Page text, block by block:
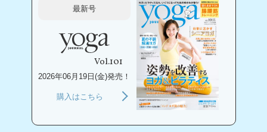
最新号
Vol.101
2026年06月19日(金)発売！
購入はこちら